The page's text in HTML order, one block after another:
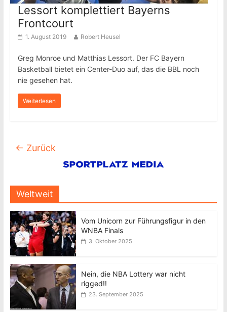
Lessort komplettiert Bayerns
Frontcourt
1. August 2019 Robert Heusel
Greg Monroe und Matthias Lessort. Der FC Bayern
Basketball bietet ein Center-Duo auf, das die BBL noch
nie gesehen hat.
Weiterlesen
← Zurück
Weltweit
Vom Unicorn zur Führungsfigur in den
WNBA Finals
3. Oktober 2025
Nein, die NBA Lottery war nicht
rigged!!
23. September 2025